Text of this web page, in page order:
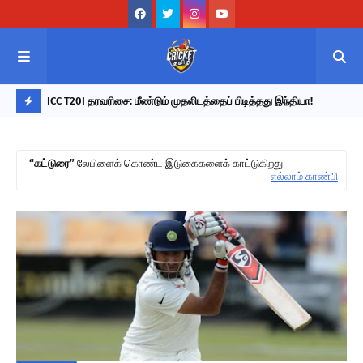
S
T
U
P
D
ICC T20I தரவரிசை: மீண்டும் முதலிடத்தைப் பிடித்தது இந்தியா!
கட்டுரை லேபிளைக் கொண்ட இடுகைகளைக் காட்டுகிறது
எல்லாம் காண்பி